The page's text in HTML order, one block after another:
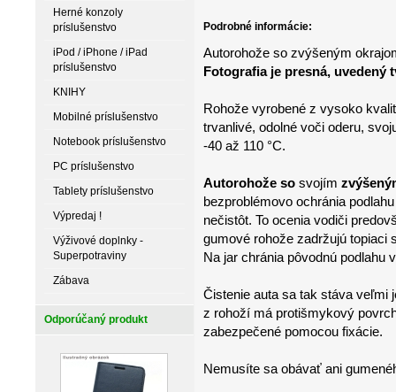
Herné konzoly
príslušenstvo
iPod / iPhone / iPad
príslušenstvo
KNIHY
Mobilné príslušenstvo
Notebook príslušenstvo
PC príslušenstvo
Tablety príslušenstvo
Výpredaj !
Výživové doplnky -
Superpotraviny
Zábava
Odporúčaný produkt
Podrobné informácie:
Autorohože so zvýšeným
Fotografia je presná, uvedený
Rohože vyrobené z vysoko
trvanlivé, odolné voči oderu,
-40 až 110 °C.
Autorohože so svojím
bezproblémovo ochránia
nečistôt. To ocenia vodiči
gumové rohože zadržujú topiaci
Na jar chránia pôvodnú podlahu
Čistenie auta sa tak stáva veľmi
z rohoží má protišmykový
zabezpečené pomocou fixácie.
Nemusíte sa obávať ani